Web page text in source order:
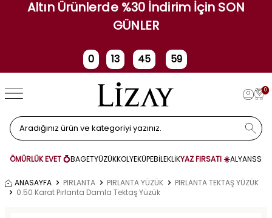
Altın Ürünlerde %30 İndirim İçin SON
GÜNLER
0
Gün
13
Saat
45 59
0
ÖMÜRLÜK EVET 💍BAGETYÜZÜKKOLYEKÜPEBİLEKLİKYAZ FIRSATI ☀️ALYANS
ANASAYFA PIRLANTA PIRLANTA YÜZÜK
PIRLANTA TEKTAŞ YÜZÜK
0.50 Karat Pırlanta Damla Tektaş Yüzük